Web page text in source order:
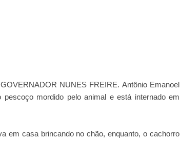
NUNES FREIRE. Antônio Emanoel
mordido pelo animal e está internado em
em casa brincando no chão, enquanto, o cachorro